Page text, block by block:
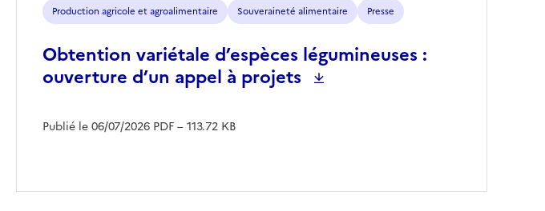
Production agricole et agroalimentaire Souveraineté alimentaire Presse
Obtention variétale d’espèces légumineuses :
ouverture d’un appel à projets
Publié le 06/07/2026 PDF– 113.72 KB